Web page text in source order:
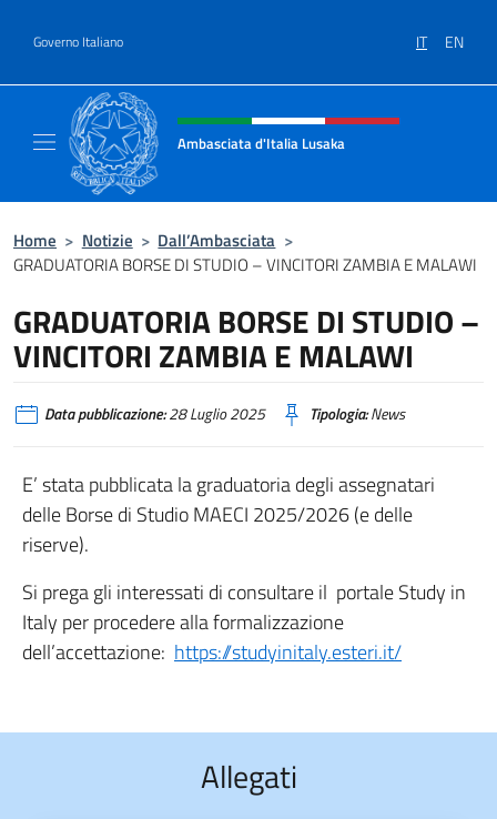
Governo Italiano IT EN
Intestazione sito, social e menù
Ambasciata d'Italia Lusaka
Home > Notizie > Dall’Ambasciata >
GRADUATORIA BORSE DI STUDIO – VINCITORI ZAMBIA E MALAWI
GRADUATORIA BORSE DI STUDIO –
VINCITORI ZAMBIA E MALAWI
Data pubblicazione:28 Luglio 2025 Tipologia:News
E’ stata pubblicata la graduatoria degli assegnatari
delle Borse di Studio MAECI 2025/2026 (e delle
riserve).
Si prega gli interessati di consultare il portale Study in
Italy per procedere alla formalizzazione
dell’accettazione: https://studyinitaly.esteri.it/
Allegati